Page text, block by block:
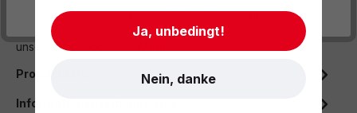
Es gibt Momente, in denen die Welt ein bisschen mehr
Glanz und Farbe vertragen kann – und genau dafür sind
unsere Regenbogen…
Produktdaten
Informationen und Hinweise
- Impressum - AGB - Datenschutz
Ja, unbedingt!
Nein, danke